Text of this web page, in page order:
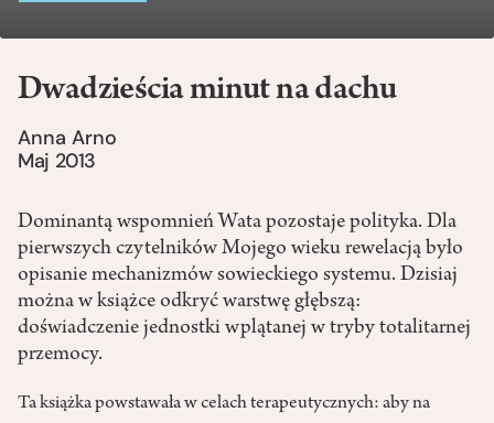
Dwadzieścia minut na dachu
Anna Arno
Maj 2013
Dominantą wspomnień Wata pozostaje polityka. Dla
pierwszych czytelników Mojego wieku rewelacją było
opisanie mechanizmów sowieckiego systemu. Dzisiaj
można w książce odkryć warstwę głębszą:
doświadczenie jednostki wplątanej w tryby totalitarnej
przemocy.
Ta książka powstawała w celach terapeutycznych: aby na